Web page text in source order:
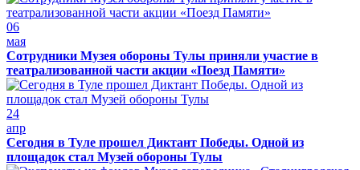
06
мая
Сотрудники Музея обороны Тулы приняли участие в
театрализованной части акции «Поезд Памяти»
24
апр
Сегодня в Туле прошел Диктант Победы. Одной из
площадок стал Музей обороны Тулы